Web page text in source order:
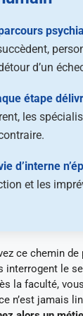
d’un
étape
les
d’interne
et les
ce chemin
interrogent le
la faculté,
n’est jamais